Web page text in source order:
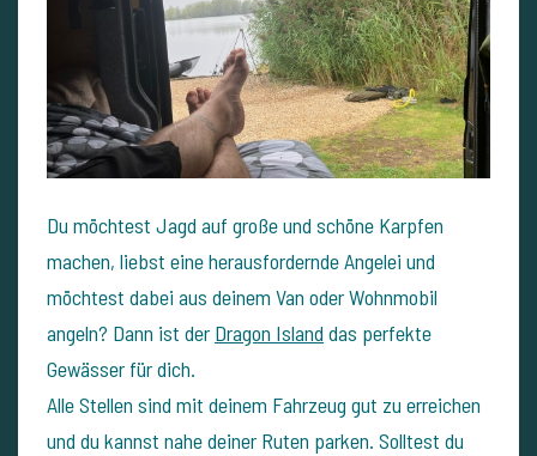
Du möchtest Jagd auf große und schöne Karpfen
machen, liebst eine herausfordernde Angelei und
möchtest dabei aus deinem Van oder Wohnmobil
angeln? Dann ist der Dragon Island das perfekte
Gewässer für dich.
Alle Stellen sind mit deinem Fahrzeug gut zu erreichen
und du kannst nahe deiner Ruten parken. Solltest du